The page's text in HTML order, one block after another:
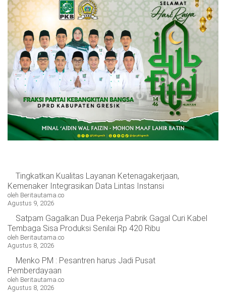
Tingkatkan Kualitas Layanan Ketenagakerjaan,
Kemenaker Integrasikan Data Lintas Instansi
oleh Beritautama.co
Agustus 9, 2026
Satpam Gagalkan Dua Pekerja Pabrik Gagal Curi Kabel
Tembaga Sisa Produksi Senilai Rp 420 Ribu
oleh Beritautama.co
Agustus 8, 2026
Menko PM : Pesantren harus Jadi Pusat
Pemberdayaan
oleh Beritautama.co
Agustus 8, 2026